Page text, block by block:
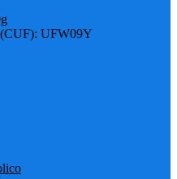
UFW09Y